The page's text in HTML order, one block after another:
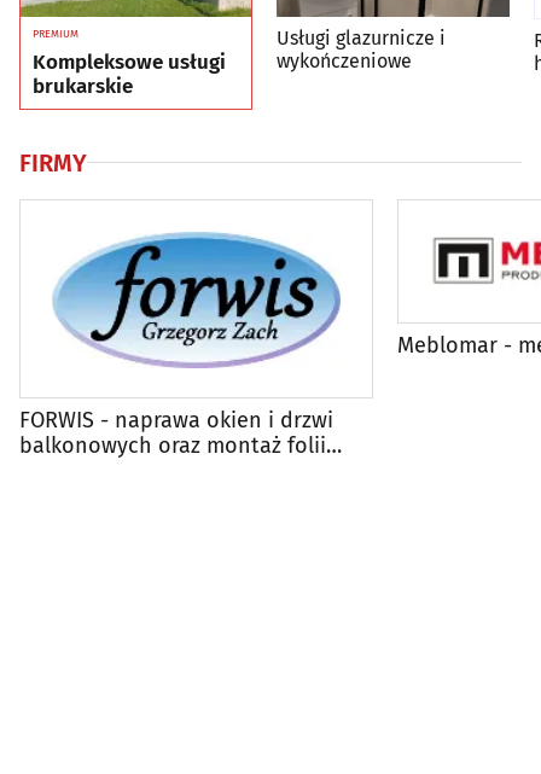
PREMIUM
Kompleksowe usługi
brukarskie
Usługi glazurnicze i
wykończeniowe
FIRMY
FORWIS - naprawa okien i drzwi
balkonowych oraz montaż folii
Meblomar -